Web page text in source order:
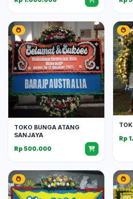
TOKO BUNGA ATANG
SANJAYA
Rp 500.000
Rp